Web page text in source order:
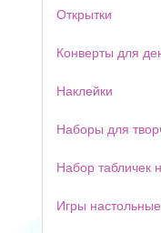
Открытки
Конверты для
Наклейки
Наборы для
Набор табличек
Игры